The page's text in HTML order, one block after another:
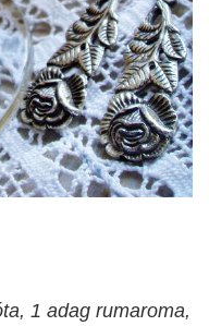
1 adag rumaroma,